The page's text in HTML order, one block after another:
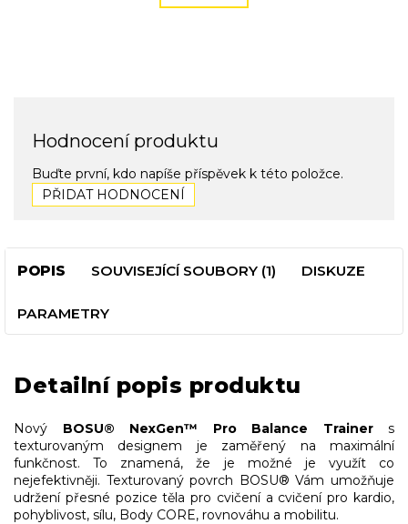
Hodnocení produktu
Buďte první, kdo napíše příspěvek k této položce.
PŘIDAT HODNOCENÍ
POPIS SOUVISEJÍCÍ SOUBORY (1) DISKUZE
PARAMETRY
Detailní popis produktu
Nový BOSU® NexGen™ Pro Balance Trainers
texturovaným designem je zaměřený na maximální
funkčnost. To znamená, že je možné je využít co
nejefektivněji. Texturovaný povrch BOSU® Vám umožňuje
udržení přesné pozice těla pro cvičení a cvičení pro kardio,
pohyblivost, sílu, Body CORE, rovnováhu a mobilitu.